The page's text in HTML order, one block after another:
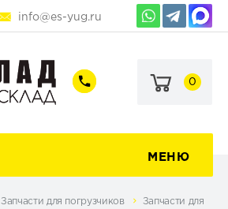
info@es-yug.ru
+7
60-
+7
69-
0
МЕНЮ
Запчасти для погрузчиков
Запчасти для